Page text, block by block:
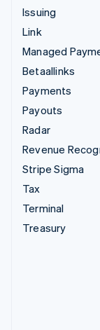
Issuing
Link
Managed
Betaallinks
Payments
Payouts
Radar
Revenue
Stripe Sigma
Tax
Terminal
Treasury